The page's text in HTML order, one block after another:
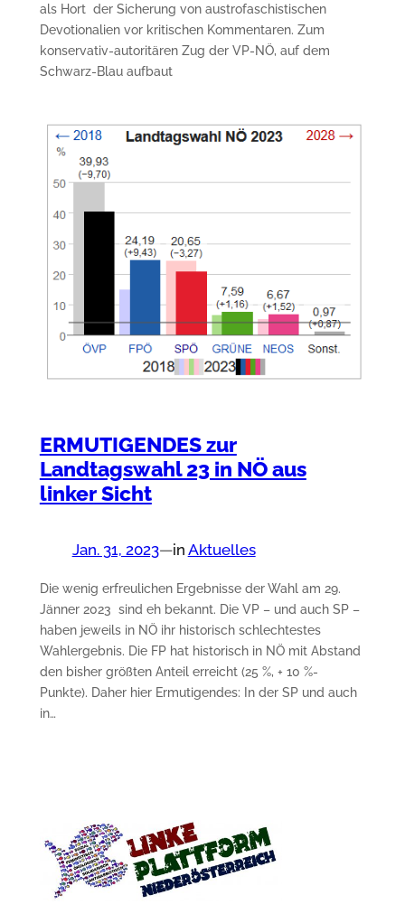
als Hort der Sicherung von austrofaschistischen
Devotionalien vor kritischen Kommentaren. Zum
konservativ-autoritären Zug der VP-NÖ, auf dem
Schwarz-Blau aufbaut
ERMUTIGENDES zur
Landtagswahl 23 in NÖ aus
linker Sicht
Jan. 31, 2023—in Aktuelles
Die wenig erfreulichen Ergebnisse der Wahl am 29.
Jänner 2023 sind eh bekannt. Die VP – und auch SP –
haben jeweils in NÖ ihr historisch schlechtestes
Wahlergebnis. Die FP hat historisch in NÖ mit Abstand
den bisher größten Anteil erreicht (25 %, + 10 %-
Punkte). Daher hier Ermutigendes: In der SP und auch
in…